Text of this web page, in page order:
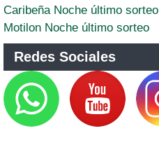
Caribeña Noche último sorteo
Motilon Noche último sorteo
Redes Sociales